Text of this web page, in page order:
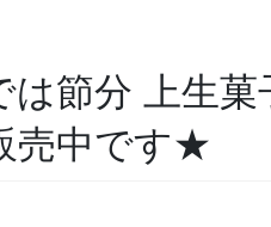
は節分 上生菓
売中です★